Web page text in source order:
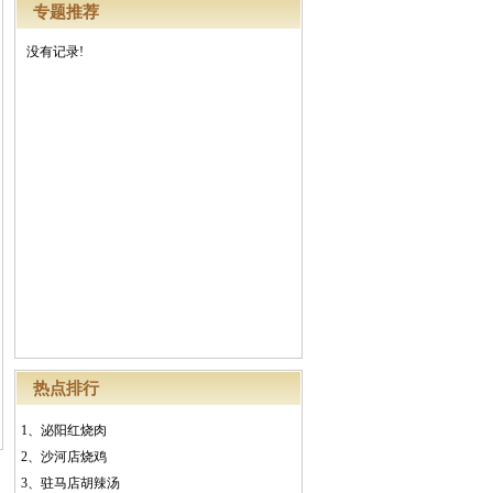
专题推荐
没有记录!
热点排行
1、 泌阳红烧肉
2、 沙河店烧鸡
3、 驻马店胡辣汤